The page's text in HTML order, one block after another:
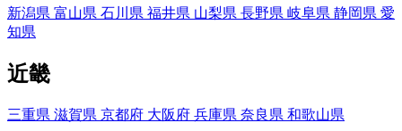
新潟県 富山県 石川県 福井県 山梨県 長野県 岐阜県 静岡県 愛
知県
近畿
三重県 滋賀県 京都府 大阪府 兵庫県 奈良県 和歌山県